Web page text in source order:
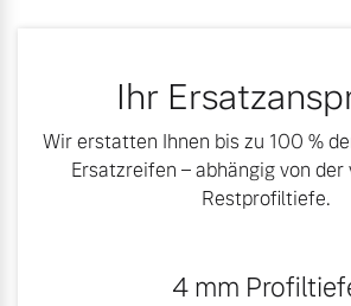
Ihr
Wir erstatten Ihnen bis zu 100 %
Ersatzreifen – abhängig von der
Restprofiltiefe.
4mm